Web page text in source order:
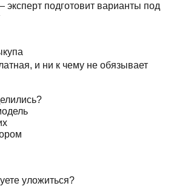
эксперт подготовит варианты под
и ни к чему не обязывает
уложиться?